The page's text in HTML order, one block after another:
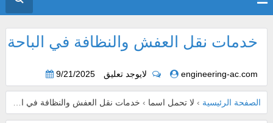
خدمات نقل العفش والنظافة في الباحة
engineering-ac.com لايوجد تعليق 9/21/2025
الصفحة الرئيسية › لا تحمل اسما › خدمات نقل العفش والنظافة في الباحة